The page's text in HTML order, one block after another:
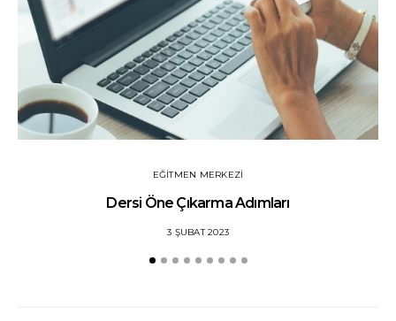
EĞITMEN MERKEZI
Dersi Öne Çıkarma Adımları
3 ŞUBAT 2023